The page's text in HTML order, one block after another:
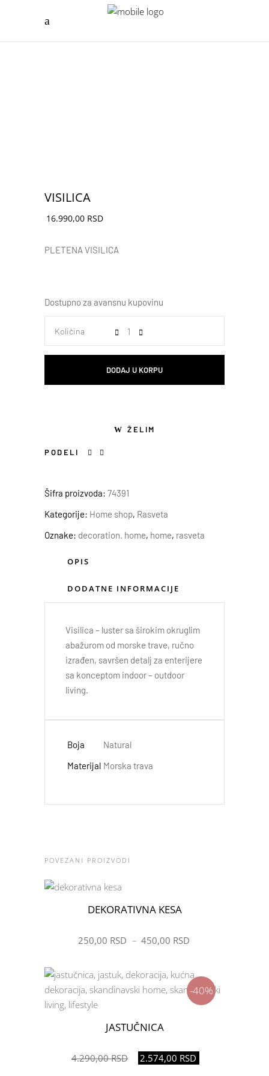
VISILICA
16.990,00 RSD
PLETENA VISILICA
Dostupno za avansnu kupovinu
Količina
DODAJ U KORPU
ŽELIM
PODELI
Šifra proizvoda: 74391
Kategorije: Home shop, Rasveta
Oznake: decoration. home, home, rasveta
OPIS
DODATNE INFORMACIJE
Visilica – luster sa širokim okruglim
abažurom od morske trave, ručno
izrađen, savršen detalj za enterijere
sa konceptom indoor – outdoor
living.
Boja
Natural
Materijal Morska trava
POVEZANI PROIZVODI
ŽELIMDEKORATIVNA KESA
250,00 RSD – 450,00 RSD
-40%
JASTUČNICA
4.290,00RSD
Originalna
2.574,00 RSD